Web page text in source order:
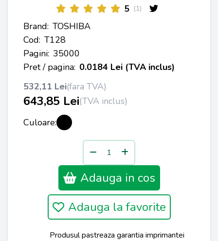
5 (1)
Brand: TOSHIBA
Cod: T128
Pagini: 35000
Pret / pagina: 0.0184 Lei (TVA inclus)
532,11 Lei(fara TVA)
643,85 Lei(TVA inclus)
Culoare:
Adauga in cos
Adauga la favorite
Produsul pastreaza garantia imprimantei